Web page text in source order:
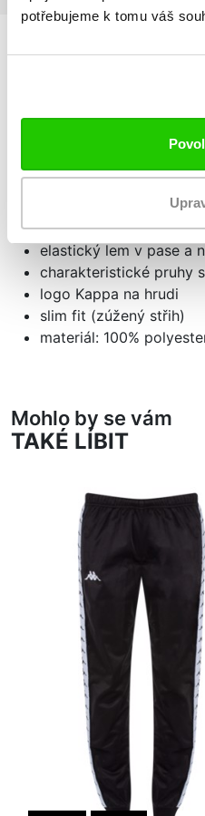
potřebujeme k tomu váš
o
postranní volně
elastický lem v pase a
charakteristické pruhy
logo Kappa na hrudi
slim fit (zúžený střih)
materiál: 100%
Mohlo by se vám
TAKÉ LÍBIT